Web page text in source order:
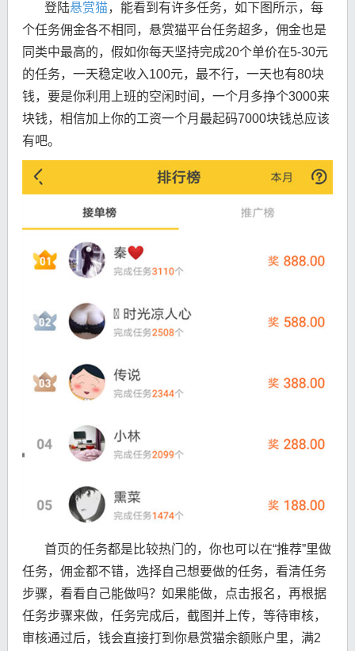
登陆悬赏猫，能看到有许多任务，如下图所示，每
个任务佣金各不相同，悬赏猫平台任务超多，佣金也是
同类中最高的，假如你每天坚持完成20个单价在5-30元
的任务，一天稳定收入100元，最不行，一天也有80块
钱，要是你利用上班的空闲时间，一个月多挣个3000来
块钱，相信加上你的工资一个月最起码7000块钱总应该
有吧。
首页的任务都是比较热门的，你也可以在“推荐”里做
任务，佣金都不错，选择自己想要做的任务，看清任务
步骤，看看自己能做吗？如果能做，点击报名，再根据
任务步骤来做，任务完成后，截图并上传，等待审核，
审核通过后，钱会直接打到你悬赏猫余额账户里，满2